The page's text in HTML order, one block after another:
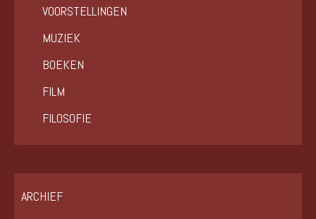
VOORSTELLINGEN
MUZIEK
BOEKEN
FILM
FILOSOFIE
ARCHIEF